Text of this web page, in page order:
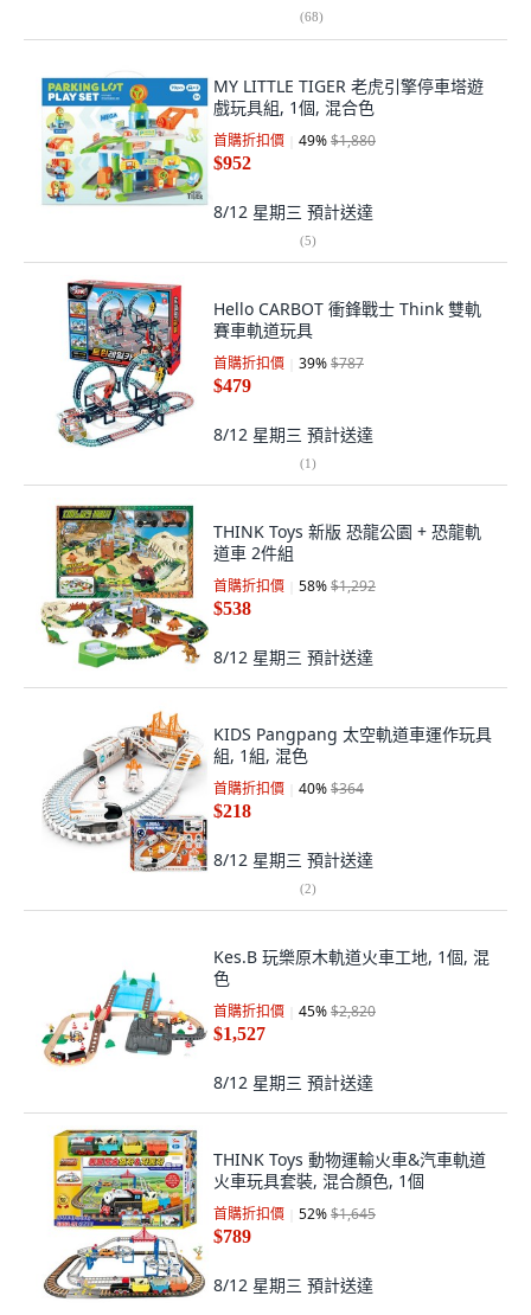
(68)
MY LITTLE TIGER 老虎引擎停車塔遊
戲玩具組, 1個, 混合色
首購折扣價 49%$1,880
$952
8/12 星期三 預計送達
(5)
Hello CARBOT 衝鋒戰士 Think 雙軌
賽車軌道玩具
首購折扣價 39%$787
$479
8/12 星期三 預計送達
(1)
THINK Toys 新版 恐龍公園 + 恐龍軌
道車 2件組
首購折扣價 58%$1,292
$538
8/12 星期三 預計送達
KIDS Pangpang 太空軌道車運作玩具
組, 1組, 混色
首購折扣價 40%$364
$218
8/12 星期三 預計送達
(2)
Kes.B 玩樂原木軌道火車工地, 1個, 混
色
首購折扣價 45%$2,820
$1,527
8/12 星期三 預計送達
THINK Toys 動物運輸火車&汽車軌道
火車玩具套裝, 混合顏色, 1個
首購折扣價 52%$1,645
$789
8/12 星期三 預計送達